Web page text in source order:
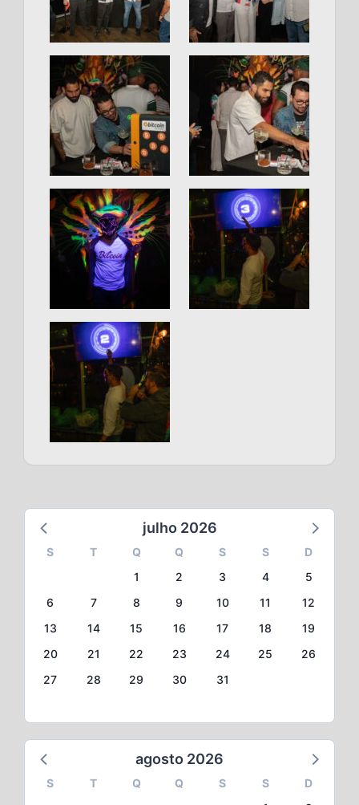
julho 2026
S T Q Q S S
D
1
2 3 4
5
6
7 8 9 10 11
12
13
14 15 16 17 18
19
20
21 22 23 24 25
26
27
28 29 30 31
agosto 2026
S T Q Q S S
D